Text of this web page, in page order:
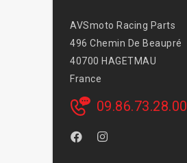
AVSmoto Racing Parts
496 Chemin De Beaupré
40700 HAGETMAU
France
09.86.73.28.00